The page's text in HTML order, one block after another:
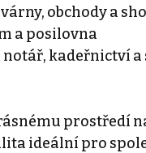
obchody a
a posilovna
notář, kadeřnictví a
prostředí
ideální pro